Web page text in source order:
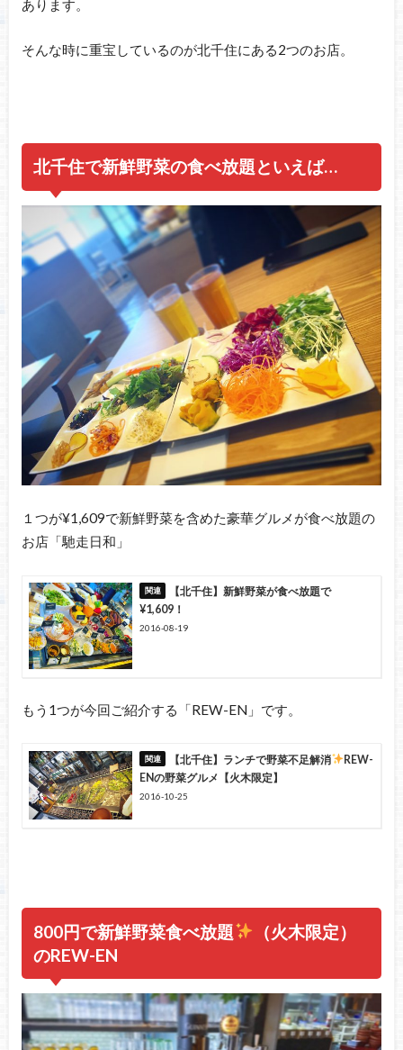
あります。
そんな時に重宝しているのが北千住にある2つのお店。
北千住で新鮮野菜の食べ放題といえば…
１つが¥1,609で新鮮野菜を含めた豪華グルメが食べ放題の
お店「馳走日和」
【北千住】新鮮野菜が食べ放題で
¥1,609！
2016-08-19
もう1つが今回ご紹介する「REW-EN」です。
【北千住】ランチで野菜不足解消
REW-
ENの野菜グルメ【火木限定】
2016-10-25
800円で新鮮野菜食べ放題
（火木限定）
のREW-EN